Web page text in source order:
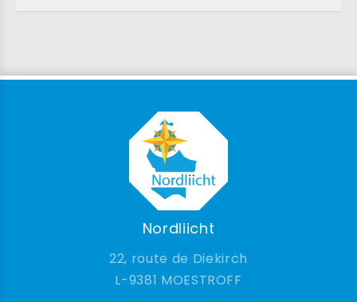
Nordliicht
22, route de Diekirch
9381 MOESTROFF